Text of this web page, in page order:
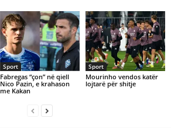
Sport
Fabregas “çon” në qiell
Nico Pazin, e krahason
me Kakan
Sport
Mourinho vendos katër
lojtarë për shitje